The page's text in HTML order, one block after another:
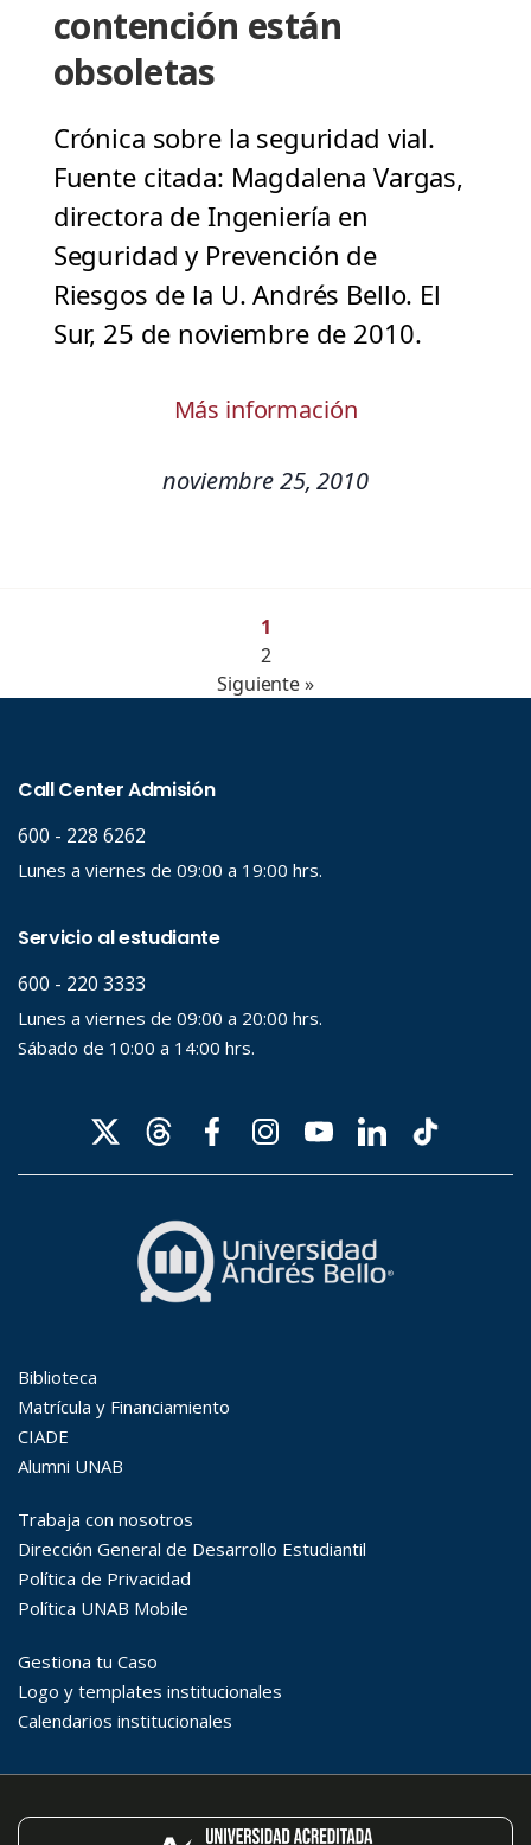
contención están
obsoletas
Crónica sobre la seguridad vial.
Fuente citada: Magdalena Vargas,
directora de Ingeniería en
Seguridad y Prevención de
Riesgos de la U. Andrés Bello. El
Sur, 25 de noviembre de 2010.
Más información
noviembre 25, 2010
1
2
Siguiente »